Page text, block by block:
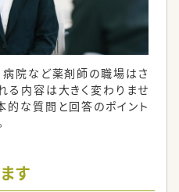
病院など薬剤師の職場はさ
る内容は大きく変わりませ
的な質問と回答のポイント
す